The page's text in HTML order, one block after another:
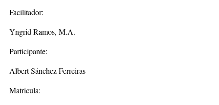
Facilitador:
Yngrid Ramos, M.A.
Participante:
Albert Sánchez Ferreiras
Matricula: